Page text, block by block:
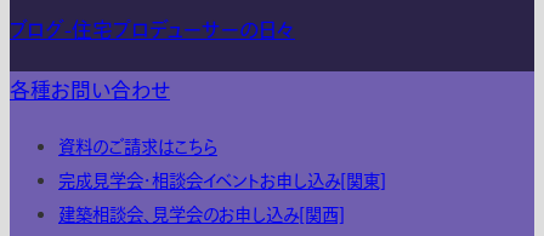
ブログ-住宅プロデューサーの日々
各種お問い合わせ
資料のご請求はこちら
完成見学会・相談会イベントお申し込み[関東]
建築相談会、見学会のお申し込み[関西]